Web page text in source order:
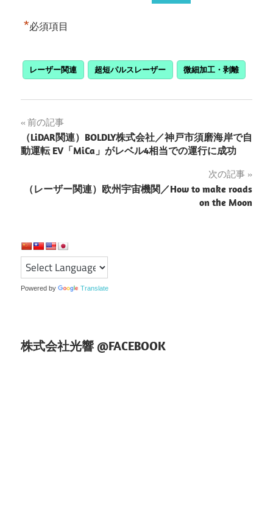
*必須項目
レーザー関連 超短パルスレーザー 微細加工・剥離
投
稿
ビ
ー
シ
ョ
前の記事
（LiDAR関連）BOLDLY株式会社／神戸市須磨海岸で自
動運転 EV「MiCa」がレベル4相当での運行に成功
次の記事
（レーザー関連）欧州宇宙機関／How to make roads
on the Moon
Powered by Translate
株式会社光響 @FACEBOOK